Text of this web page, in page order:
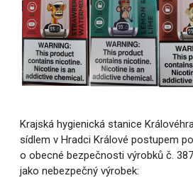
Krajská hygienická stanice
sídlem v Hradci Králové postupem
o obecné bezpečnosti výrobků č.
jako nebezpečný výrobek: